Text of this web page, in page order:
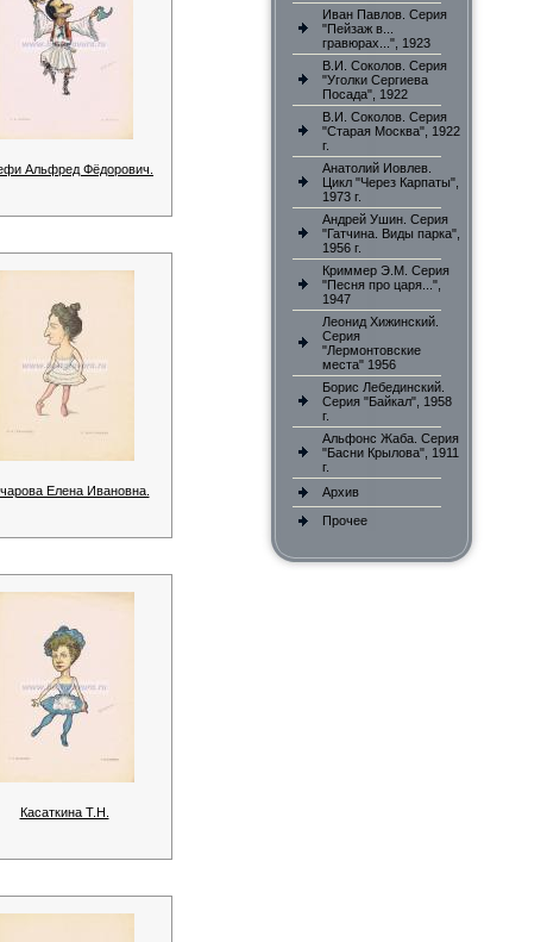
Альфред Фёдорович.
Елена Ивановна.
Касаткина Т.Н.
Иван Павлов. Серия
"Пейзаж в...
гравюрах...", 1923
В.И. Соколов. Серия
"Уголки Сергиева
Посада", 1922
В.И. Соколов. Серия
"Старая Москва", 1922
г.
Анатолий Иовлев.
Цикл "Через Карпаты",
1973 г.
Андрей Ушин. Серия
"Гатчина. Виды парка",
1956 г.
Криммер Э.М. Серия
"Песня про царя...",
1947
Леонид Хижинский.
Серия
"Лермонтовские
места" 1956
Борис Лебединский.
Серия "Байкал", 1958
г.
Альфонс Жаба. Серия
"Басни Крылова", 1911
г.
Архив
Прочее